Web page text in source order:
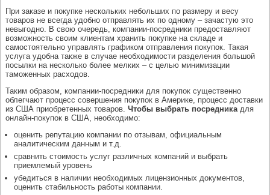
При заказе и покупке нескольких небольших по размеру и весу
товаров не всегда удобно отправлять их по одному – зачастую это
невыгодно. В свою очередь, компании-посредники предоставляют
возможность своим клиентам хранить покупке на складе и
самостоятельно управлять графиком отправления покупок. Такая
услуга удобна также в случае необходимости разделения большой
посылки на несколько более мелких – с целью минимизации
таможенных расходов.
Таким образом, компании-посредники для покупок существенно
облегчают процесс совершения покупок в Америке, процесс доставки
из США приобретенных товаров. Чтобы выбрать посредникадля
онлайн-покупок в США, необходимо:
оценить репутацию компании по отзывам, официальным
аналитическим данным и т.д.
сравнить стоимость услуг различных компаний и выбрать
приемлемый уровень
убедиться в наличии необходимых лицензионных документов,
оценить стабильность работы компании.